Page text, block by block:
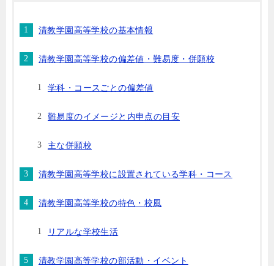
清教学園高等学校の基本情報
清教学園高等学校の偏差値・難易度・併願校
学科・コースごとの偏差値
難易度のイメージと内申点の目安
主な併願校
清教学園高等学校に設置されている学科・コース
清教学園高等学校の特色・校風
リアルな学校生活
清教学園高等学校の部活動・イベント